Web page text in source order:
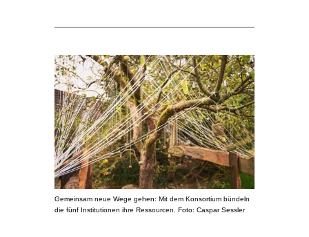
Gemeinsam neue Wege gehen: Mit dem Konsortium bündeln
die fünf Institutionen ihre Ressourcen. Foto: Caspar Sessler